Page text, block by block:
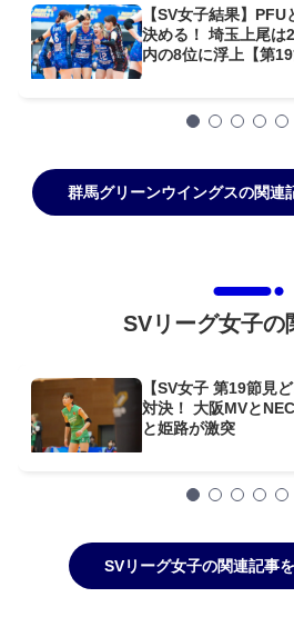
【SV女子結果】
決める！ 埼玉上尾は
内の8位に浮上【第19
群馬グリーンウイングスの関連
SVリーグ女子の
【SV女子 第19節見
対決！ 大阪MVと
と姫路が激突
SVリーグ女子の関連記事